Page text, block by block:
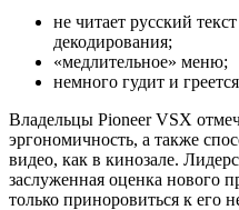
не читает русский
декодирования;
«медлительное» меню;
немного гудит и
Владельцы Pioneer VSX
эргономичность, а также
видео, как в кинозале.
заслуженная оценка нового
только приноровиться к его